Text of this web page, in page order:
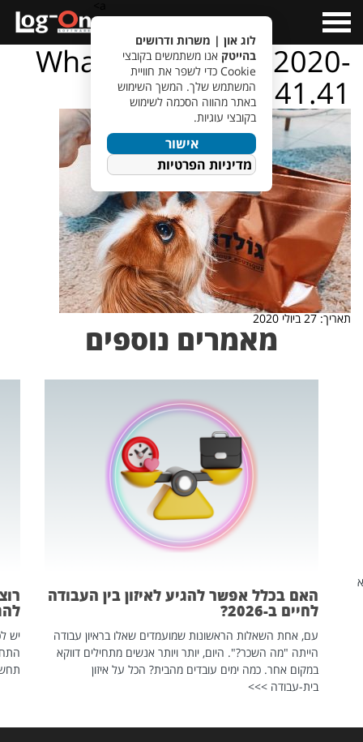
Menu
WhatsApp Image 2020-
07-22 at 18.41.41
תאריך: 27 ביולי 2020
מאמרים נוספים
האם בכלל אפשר להגיע לאיזון בין העבודה
לחיים ב-2026?
עם, אחת השאלות הראשונות שמועמדים שאלו בראיון עבודה
הייתה "מה השכר?". היום, יותר ויותר אנשים מתחילים דווקא
במקום אחר. כמה ימים עובדים מהבית? הכל על איזון
בית-עבודה >>>
יש
לוג און | משרות ודרושים
בהייטק אנו משתמשים בקובצי
Cookie כדי לשפר את חוויית
המשתמש שלך. המשך השימוש
באתר מהווה הסכמה לשימוש
בקובצי עוגיות.
אישור
מדיניות הפרטיות